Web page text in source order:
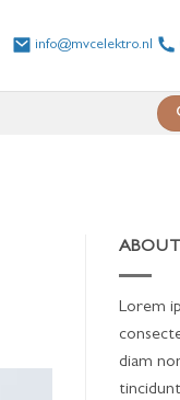
info@mvcelektro.nl
ABOUT
Lorem
diam